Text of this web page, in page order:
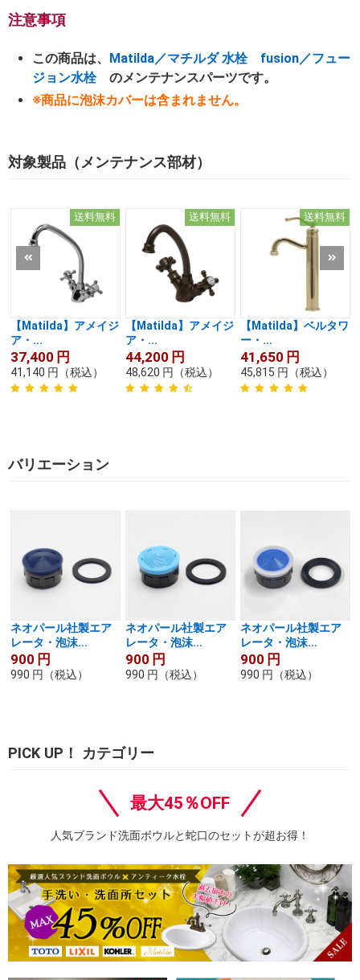
注意事項
この商品は、 Matilda／マチルダ 水栓
fusion／フュー
ジョン水栓のメンテナンスパーツです。
※商品に泡沫カバーは含まれません。
対象製品（メンテナンス部材）
送料無料
【Matilda】アメイジ
ア・...
37,400 円
41,140 円 （税込）
送料無料
【Matilda】アメイジ
ア・...
44,200 円
48,620 円 （税込）
送料無料
【Matilda】ベルタワ
ー・...
41,650 円
45,815 円 （税込）
バリエーション
ネオパール社製エア
レータ・泡沫...
900 円
990 円 （税込）
ネオパール社製エア
レータ・泡沫...
900 円
990 円 （税込）
ネオパール社製エア
レータ・泡沫...
900 円
990 円 （税込）
PICK UP！ カテゴリー
最大45％OFF
人気ブランド洗面ボウルと蛇口のセットが超お得！